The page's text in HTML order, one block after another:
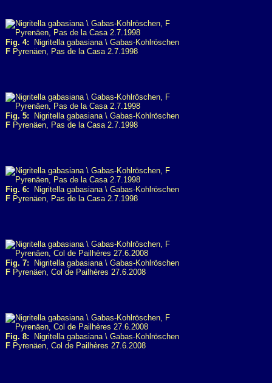
Fig. 4: Nigritella gabasiana \ Gabas-Kohlröschen
F Pyrenäen, Pas de la Casa 2.7.1998
Fig. 5: Nigritella gabasiana \ Gabas-Kohlröschen
F Pyrenäen, Pas de la Casa 2.7.1998
Fig. 6: Nigritella gabasiana \ Gabas-Kohlröschen
F Pyrenäen, Pas de la Casa 2.7.1998
Fig. 7: Nigritella gabasiana \ Gabas-Kohlröschen
F Pyrenäen, Col de Pailhères 27.6.2008
Fig. 8: Nigritella gabasiana \ Gabas-Kohlröschen
F Pyrenäen, Col de Pailhères 27.6.2008